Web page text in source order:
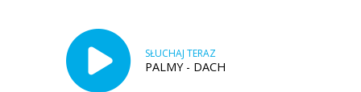
SŁUCHAJ TERAZ
PALMY - DACH